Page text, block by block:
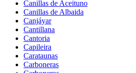
Canillas de Aceituno
Canillas de Albaida
Canjáyar
Cantillana
Cantoria
Capileira
Carataunas
Carboneras